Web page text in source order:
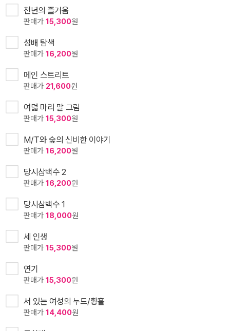
천년의 즐거움
판매가 15,300원
성배 탐색
판매가 16,200원
메인 스트리트
판매가 21,600원
여덟 마리 말 그림
판매가 15,300원
M/T와 숲의 신비한 이야기
판매가 16,200원
당시삼백수 2
판매가 16,200원
당시삼백수 1
판매가 18,000원
세 인생
판매가 15,300원
연기
판매가 15,300원
서 있는 여성의 누드/황홀
판매가 14,400원